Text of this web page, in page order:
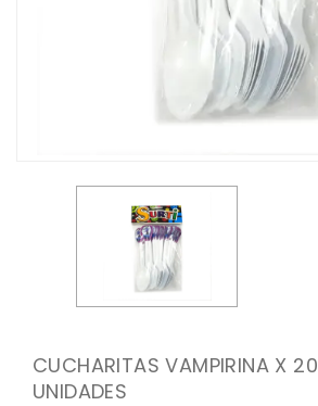
CUCHARITAS VAMPIRINA X 20
UNIDADES